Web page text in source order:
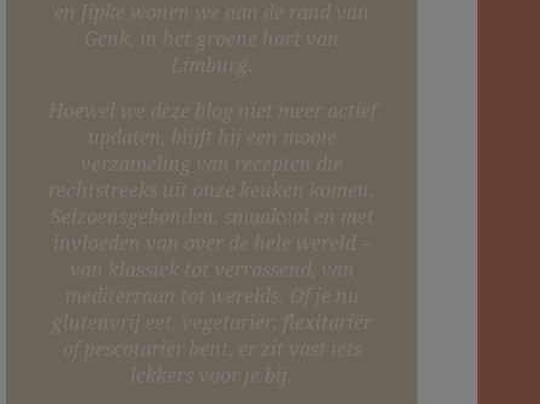
en Jipke wonen we aan de rand van
Genk, in het groene hart van
Limburg.
Hoewel we deze blog niet meer actief
updaten, blijft hij een mooie
verzameling van recepten die
rechtstreeks uit onze keuken komen.
Seizoensgebonden, smaakvol en met
invloeden van over de hele wereld –
van klassiek tot verrassend, van
mediterraan tot werelds. Of je nu
glutenvrij eet, vegetariër, flexitariër
of pescotariër bent, er zit vast iets
lekkers voor je bij.